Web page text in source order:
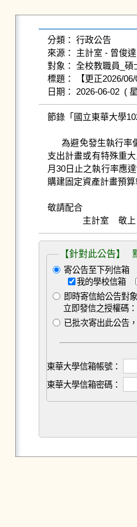
分類： 行政公告
來源： 主計室 - 曾俊
對象： 全校教職員_碩
標題： 【更正2026/
節錄「國立東華大學
      為避免發生執行率偏低屢遭上級主管機關或審計單位查核糾正情事，本校自103年度開始，除尚未經立法院審議通過之新興資本資出及新增計畫預算、經簽奉校長核定之重要資本
支出計畫或有特殊重
月30日止之執行率應
購建固定資產計畫預算
敬請配合
               主計室    敬上
【針對此公告】
寄公告至下列信箱
我的學校信箱
即時寄信給公告對象
立即發信之授權碼：
已批次寄出此公告
東華大學信箱帳號：
東華大學信箱密碼：